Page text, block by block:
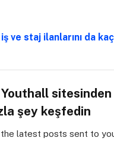
ve staj ilanlarını da
sitesinden
şey keşfedin
latest posts sent to